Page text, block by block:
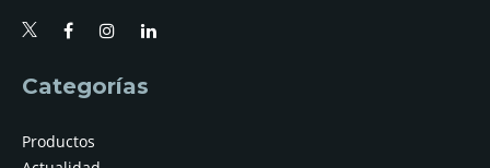
Categorías
Productos